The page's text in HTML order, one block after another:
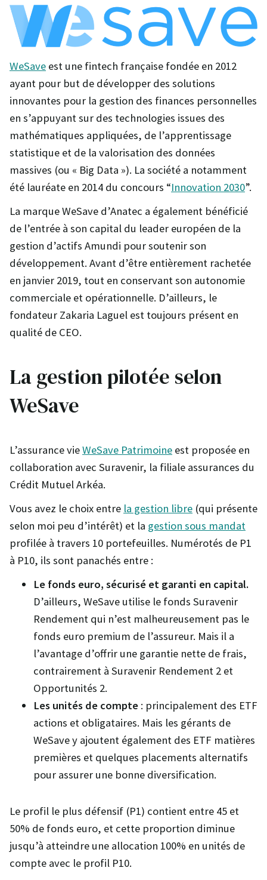
WeSave est une fintech française fondée en 2012
ayant pour but de développer des solutions
innovantes pour la gestion des finances personnelles
en s’appuyant sur des technologies issues des
mathématiques appliquées, de l’apprentissage
statistique et de la valorisation des données
massives (ou « Big Data »). La société a notamment
été lauréate en 2014 du concours “Innovation 2030”.
La marque WeSave d’Anatec a également bénéficié
de l’entrée à son capital du leader européen de la
gestion d’actifs Amundi pour soutenir son
développement. Avant d’être entièrement rachetée
en janvier 2019, tout en conservant son autonomie
commerciale et opérationnelle. D’ailleurs, le
fondateur Zakaria Laguel est toujours présent en
qualité de CEO.
La gestion pilotée selon
WeSave
L’assurance vieWeSave Patrimoine est proposée en
collaboration avec Suravenir, la filiale assurances du
Crédit Mutuel Arkéa.
Vous avez le choix entre la gestion libre (qui présente
selon moi peu d’intérêt) et la gestion sous mandat
profilée à travers 10 portefeuilles. Numérotés de P1
à P10, ils sont panachés entre :
Le fonds euro, sécurisé et garanti en capital.
D’ailleurs, WeSave utilise le fonds Suravenir
Rendement qui n’est malheureusement pas le
fonds euro premium de l’assureur. Mais il a
l’avantage d’offrir une garantie nette de frais,
contrairement à Suravenir Rendement 2 et
Opportunités 2.
Les unités de compte : principalement des ETF
actions et obligataires. Mais les gérants de
WeSave y ajoutent également des ETF matières
premières et quelques placements alternatifs
pour assurer une bonne diversification.
Le profil le plus défensif (P1) contient entre 45 et
50% de fonds euro, et cette proportion diminue
jusqu’à atteindre une allocation 100% en unités de
compte avec le profil P10.